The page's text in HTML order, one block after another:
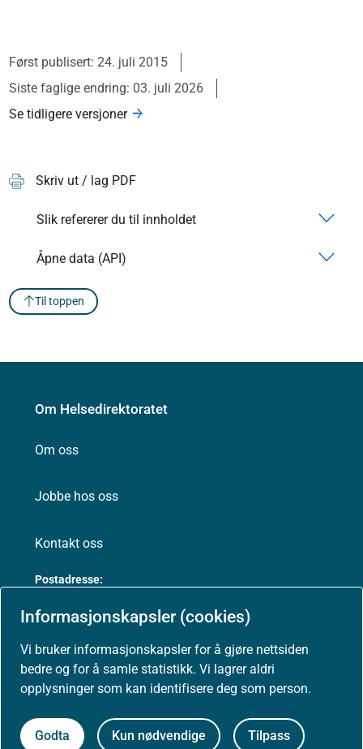
Informasjonskapsler (cookies)
Vi bruker informasjonskapsler for å gjøre nettsiden
bedre og for å samle statistikk. Vi lagrer aldri
opplysninger som kan identifisere deg som person.
Godta Kun nødvendige Tilpass
Først publisert: 24. juli 2015
Siste faglige endring: 03. juli 2026
Se tidligere versjoner
Skriv ut / lag PDF
Slik refererer du til innholdet
Åpne data (API)
Til toppen
Om Helsedirektoratet
Om oss
Jobbe hos oss
Kontakt oss
Postadresse:
Postboks 220, Skøyen
Aktuelt